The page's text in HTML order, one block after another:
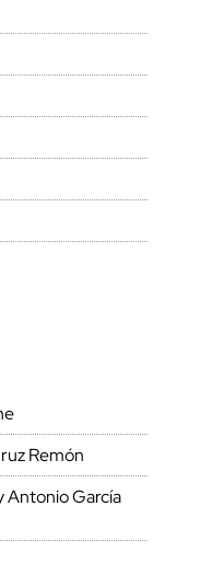
Remón
Antonio García